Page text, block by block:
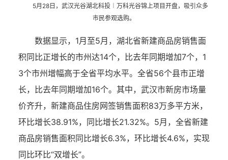
5月28日，武汉光谷湖北科投︱万科光谷锦上项目开盘，吸引众多
市民参观选购。
数据显示，1月至5月，湖北省新建商品房销售面
积同比正增长的市州达14个，比去年同期增加7个，1
3个市州增幅高于全省平均水平。全省56个县市正增
长，比去年同期增加16个。其中，武汉市新房市场量
价齐升，新建商品住房网签销售面积83万多平方米，
环比增长38.91%，同比增长21.32%。5月，全省新建
商品房销售面积同比增长6.3%，环比增长4.6%，实现
同比环比“双增长”。